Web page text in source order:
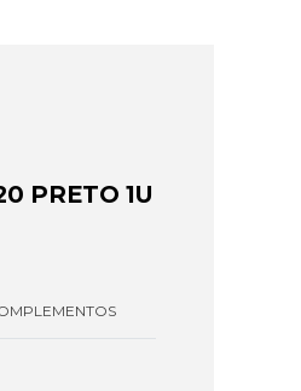
PRETO 1U